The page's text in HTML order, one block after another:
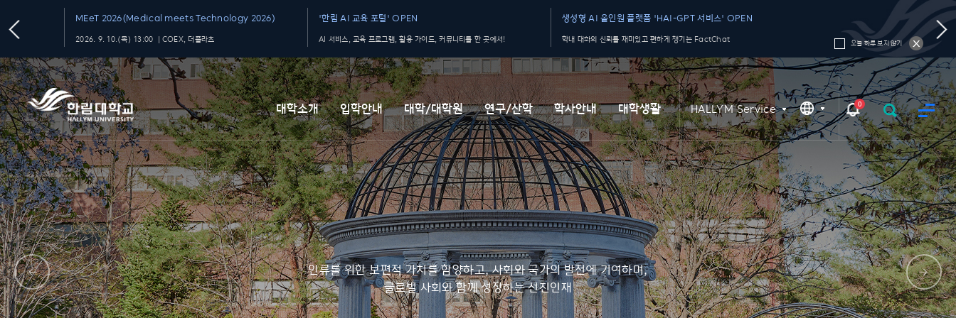
MEeT 2026(Medical meets Technology 2026)
2026. 9. 10.(목) 13:00 ｜COEX, 더플라츠
'한림 AI 교육 포털' OPEN
AI 서비스, 교육 프로그램, 활용 가이드, 커뮤니티를 한 곳에서!
생성형 AI 올인원 플랫폼 'HAI-GPT 서비스' OPEN
학내 대화의 신뢰를 재미있고 편하게 챙기는 FactChat 오늘 하루 보지 않기
대학소개 입학안내 대학/대학원 연구/산학 학사안내 대학생활 HALLYM Service 0
인류를 위한 보편적 가치를 함양하고, 사회와 국가의 발전에 기여하며,
글로벌 사회와 함께 성장하는 선진인재